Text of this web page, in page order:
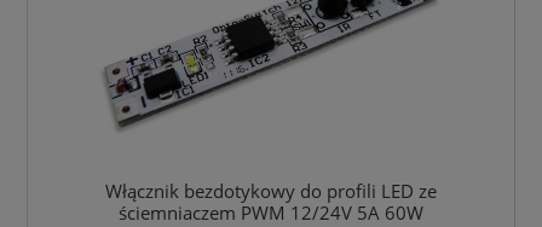
Włącznik bezdotykowy do profili LED ze
ściemniaczem PWM 12/24V 5A 60W